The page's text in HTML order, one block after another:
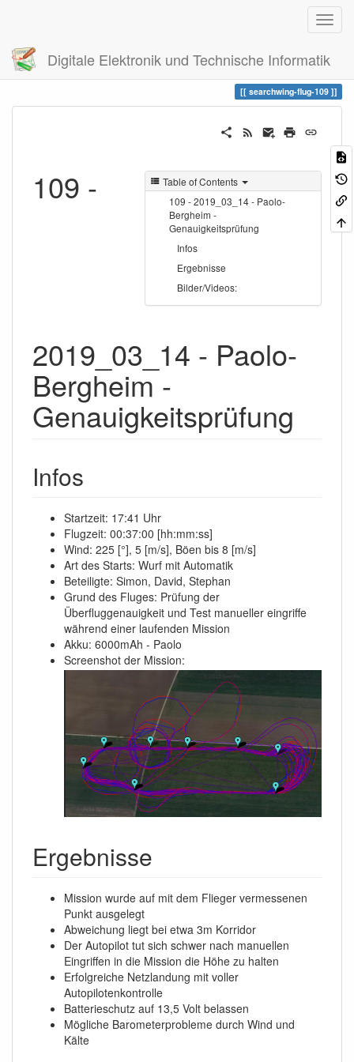
Digitale Elektronik und Technische Informatik
Trace searchwing-flug-109
searchwing-flug-109
Table of Contents
109 - 2019_03_14 - Paolo-
Bergheim -
Genauigkeitsprüfung
Infos
Ergebnisse
Bilder/Videos:
109 -
2019_03_14 - Paolo-
Bergheim -
Genauigkeitsprüfung
Infos
Startzeit: 17:41 Uhr
Flugzeit: 00:37:00 [hh:mm:ss]
Wind: 225 [°], 5 [m/s], Böen bis 8 [m/s]
Art des Starts: Wurf mit Automatik
Beteiligte: Simon, David, Stephan
Grund des Fluges: Prüfung der
Überfluggenauigkeit und Test manueller eingriffe
während einer laufenden Mission
Akku: 6000mAh - Paolo
Screenshot der Mission:
Ergebnisse
Mission wurde auf mit dem Flieger vermessenen
Punkt ausgelegt
Abweichung liegt bei etwa 3m Korridor
Der Autopilot tut sich schwer nach manuellen
Eingriffen in die Mission die Höhe zu halten
Erfolgreiche Netzlandung mit voller
Autopilotenkontrolle
Batterieschutz auf 13,5 Volt belassen
Mögliche Barometerprobleme durch Wind und
Kälte